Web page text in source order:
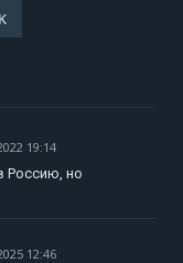
19:14
Россию, но
12:46